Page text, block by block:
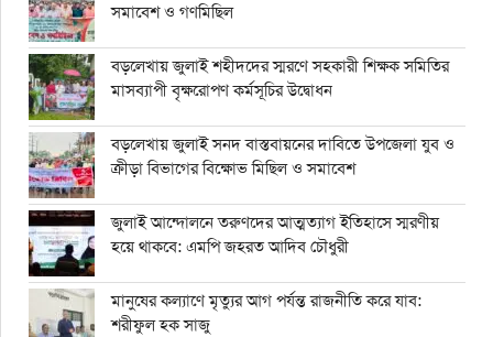
সমাবেশ ও গণমিছিল
বড়লেখায় জুলাই শহীদদের স্মরণে সহকারী শিক্ষক সমিতির
মাসব্যাপী বৃক্ষরোপণ কর্মসূচির উদ্বোধন
বড়লেখায় জুলাই সনদ বাস্তবায়নের দাবিতে উপজেলা যুব ও
ক্রীড়া বিভাগের বিক্ষোভ মিছিল ও সমাবেশ
জুলাই আন্দোলনে তরুণদের আত্মত্যাগ ইতিহাসে স্মরণীয়
হয়ে থাকবে: এমপি জহরত আদিব চৌধুরী
মানুষের কল্যাণে মৃত্যুর আগ পর্যন্ত রাজনীতি করে যাব:
শরীফুল হক সাজু